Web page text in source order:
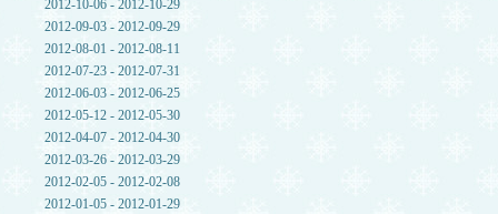
2012-10-06 - 2012-10-29
2012-09-03 - 2012-09-29
2012-08-01 - 2012-08-11
2012-07-23 - 2012-07-31
2012-06-03 - 2012-06-25
2012-05-12 - 2012-05-30
2012-04-07 - 2012-04-30
2012-03-26 - 2012-03-29
2012-02-05 - 2012-02-08
2012-01-05 - 2012-01-29